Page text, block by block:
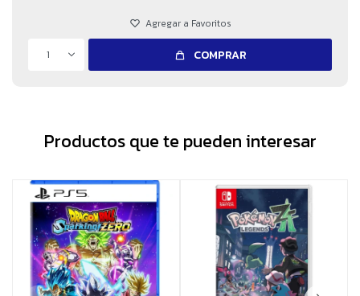
1 COMPRAR
Productos que te pueden interesar